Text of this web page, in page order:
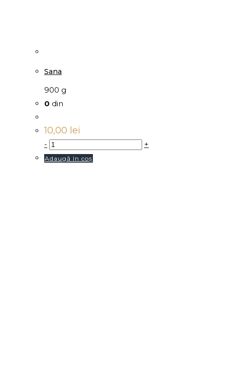
Sana
900 g
0 din
10,00 lei
- +
Adaugă în coș